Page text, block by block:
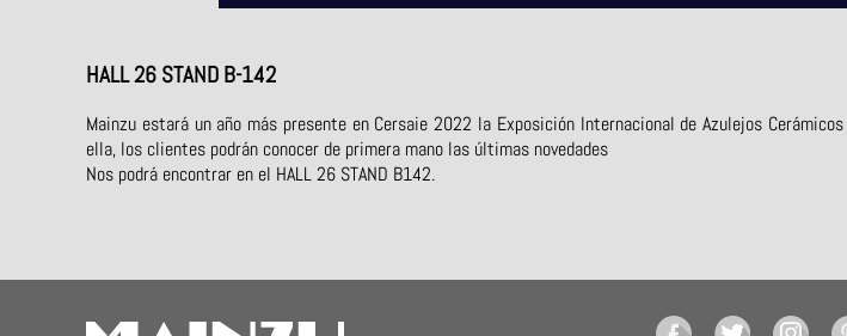
HALL 26 STAND B-142
Mainzu estará un año más presente en Cersaie 2022 la Exposición Internacional de Azulejos
ella, los clientes podrán conocer de primera mano las últimas novedades
Nos podrá encontrar en el HALL 26 STAND B142.